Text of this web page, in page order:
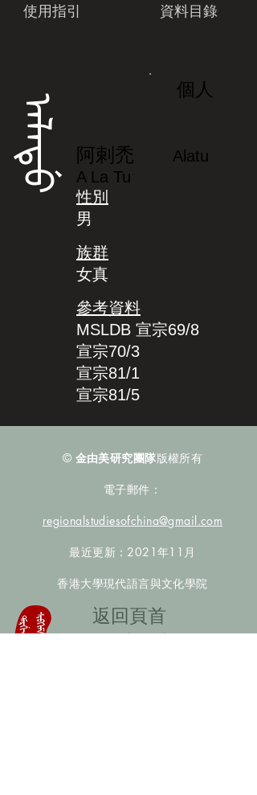
使用指引 資料目錄
ᠠᠯᠠᡨᡠ
個人
阿剌禿
Alatu
A La Tu
性別
男
族群
女真
參考資料
MSLDB 宣宗69/8
宣宗70/3
宣宗81/1
宣宗81/5
© 金由美研究團隊版權所有
電子郵件：
regionalstudiesofchina@gmail.com
最近更新：2021年11月
香港大學現代語言與文化學院
​返回頁首
數據庫檢索